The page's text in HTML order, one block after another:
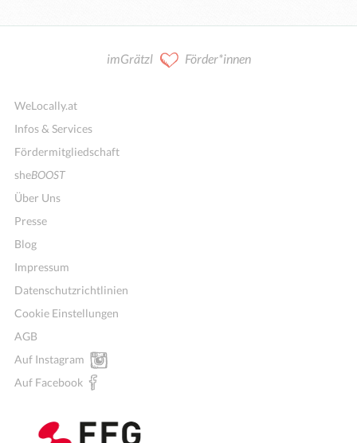
imGrätzl Förder*innen
WeLocally.at
Infos & Services
Fördermitgliedschaft
sheBOOST
Über Uns
Presse
Blog
Impressum
Datenschutzrichtlinien
Cookie Einstellungen
AGB
Auf Instagram
Auf Facebook